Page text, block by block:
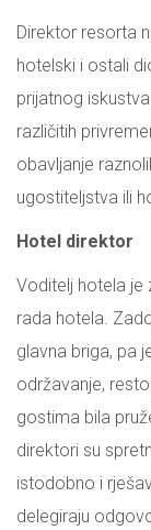
Direktor resorta
hotelski i ostali
prijatnog
različitih
obavljanje
ugostiteljstva ili
Hotel direktor
Voditelj hotela je
rada hotela.
glavna briga, pa
održavanje,
gostima bila
direktori su
istodobno i
delegiraju